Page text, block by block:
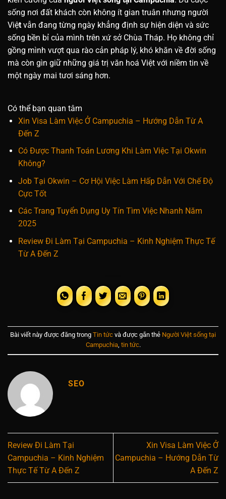
sống nơi đất khách còn không ít gian truân nhưng người
Việt vẫn đang từng ngày khẳng định sự hiện diện và sức
sống bền bỉ của mình trên xứ sở Chùa Tháp. Họ không chỉ
gồng mình vượt qua rào cản pháp lý, khó khăn về đời sống
mà còn gìn giữ những giá trị văn hoá Việt với niềm tin về
một ngày mai tươi sáng hơn.
Có thể bạn quan tâm
Xin Visa Làm Việc Ở Campuchia – Hướng Dẫn Từ A
Đến Z
Có Được Thanh Toán Lương Khi Làm Việc Tại Okwin
Không?
Job Tại Okwin – Cơ Hội Việc Làm Hấp Dẫn Với Chế Độ
Cực Tốt
Các Trang Tuyển Dụng Uy Tín Tìm Việc Nhanh Năm
2025
Review Đi Làm Tại Campuchia – Kinh Nghiệm Thực Tế
Từ A Đến Z
Bài viết này được đăng trong Tin tức và được gắn thẻ Người Việt sống tại
Campuchia, tin tức.
SEO
Review Đi Làm Tại
Campuchia – Kinh Nghiệm
Thực Tế Từ A Đến Z
Xin Visa Làm Việc Ở
Campuchia – Hướng Dẫn Từ
A Đến Z